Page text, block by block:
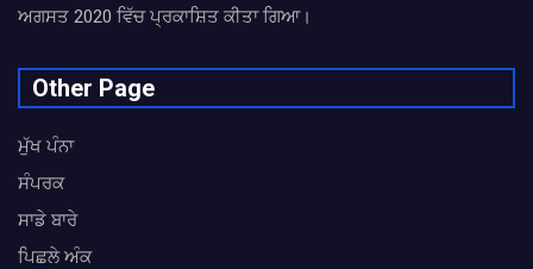
ਅਗਸਤ 2020 ਵਿੱਚ ਪ੍ਰਕਾਸ਼ਿਤ ਕੀਤਾ ਗਿਆ।
Other Page
ਮੁੱਖ ਪੰਨਾ
ਸੰਪਰਕ
ਸਾਡੇ ਬਾਰੇ
ਪਿਛਲੇ ਅੰਕ